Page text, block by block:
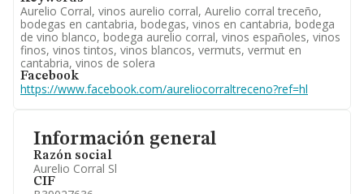
Información general
Razón social
Aurelio Corral Sl
CIF
Aurelio Corral, vinos aurelio corral, Aurelio corral treceño,
bodegas en cantabria, bodegas, vinos en cantabria, bodega
de vino blanco, bodega aurelio corral, vinos españoles, vinos
finos, vinos tintos, vinos blancos, vermuts, vermut en
cantabria, vinos de solera
Facebook
https://www.facebook.com/aureliocorraltreceno?ref=hl